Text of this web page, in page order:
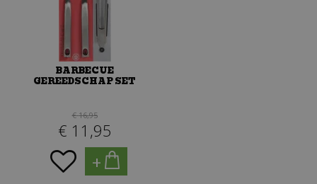
BARBECUE
GEREEDSCHAP SET
€ 16,95
€ 11 ,95
+